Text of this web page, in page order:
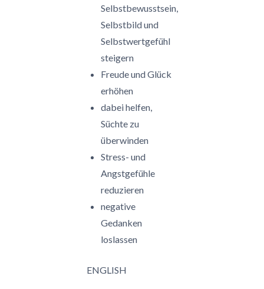
Selbstbewusstsein,
Selbstbild und
Selbstwertgefühl
steigern
Freude und Glück
erhöhen
dabei helfen,
Süchte zu
überwinden
Stress- und
Angstgefühle
reduzieren
negative
Gedanken
loslassen
ENGLISH